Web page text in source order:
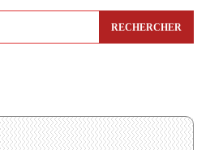
RECHERCHER